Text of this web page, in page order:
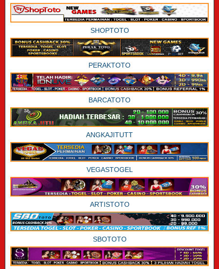
SHOPTOTO
PERAKTOTO
BARCATOTO
ANGKAJITUTT
VEGASTOGEL
ARTISTOTO
SBOTOTO